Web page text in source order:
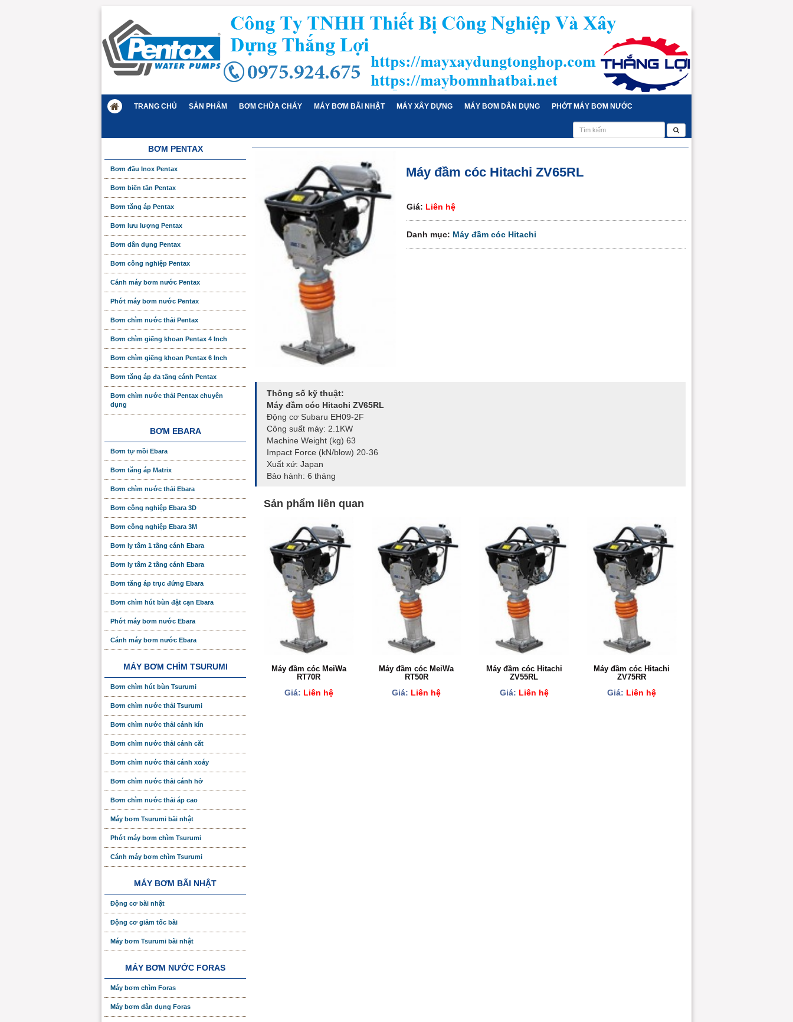
TRANG CHỦ SẢN PHẨM BƠM CHỮA CHÁY MÁY BƠM BÃI NHẬT MÁY XÂY DỰNG MÁY BƠM DÂN DỤNG PHỚT MÁY BƠM NƯỚC
Máy đầm cóc Hitachi ZV65RL
Giá: Liên hệ
Danh mục: Máy đầm cóc Hitachi
Thông số kỹ thuật:
Máy đầm cóc Hitachi ZV65RL
Động cơ Subaru EH09-2F
Công suất máy: 2.1KW
Machine Weight (kg) 63
Impact Force (kN/blow) 20-36
Xuất xứ: Japan
Bảo hành: 6 tháng
Sản phẩm liên quan
Máy đầm cóc MeiWa
RT70R
Giá: Liên hệ
Máy đầm cóc MeiWa
RT50R
Giá: Liên hệ
Máy đầm cóc Hitachi
ZV55RL
Giá: Liên hệ
Máy đầm cóc Hitachi
ZV75RR
Giá: Liên hệ
BƠM PENTAX
Bơm đầu Inox Pentax
Bơm biến tần Pentax
Bơm tăng áp Pentax
Bơm lưu lượng Pentax
Bơm dân dụng Pentax
Bơm công nghiệp Pentax
Cánh máy bơm nước Pentax
Phớt máy bơm nước Pentax
Bơm chìm nước thải Pentax
Bơm chìm giếng khoan Pentax 4 Inch
Bơm chìm giếng khoan Pentax 6 Inch
Bơm tăng áp đa tầng cánh Pentax
Bơm chìm nước thải Pentax chuyên
dụng
BƠM EBARA
Bơm tự mồi Ebara
Bơm tăng áp Matrix
Bơm chìm nước thải Ebara
Bơm công nghiệp Ebara 3D
Bơm công nghiệp Ebara 3M
Bơm ly tâm 1 tầng cánh Ebara
Bơm ly tâm 2 tầng cánh Ebara
Bơm tăng áp trục đứng Ebara
Bơm chìm hút bùn đặt cạn Ebara
Phớt máy bơm nước Ebara
Cánh máy bơm nước Ebara
MÁY BƠM CHÌM TSURUMI
Bơm chìm hút bùn Tsurumi
Bơm chìm nước thải Tsurumi
Bơm chìm nước thải cánh kín
Bơm chìm nước thải cánh cắt
Bơm chìm nước thải cánh xoáy
Bơm chìm nước thải cánh hở
Bơm chìm nước thải áp cao
Máy bơm Tsurumi bãi nhật
Phớt máy bơm chìm Tsurumi
Cánh máy bơm chìm Tsurumi
MÁY BƠM BÃI NHẬT
Động cơ bãi nhật
Động cơ giảm tốc bãi
Máy bơm Tsurumi bãi nhật
MÁY BƠM NƯỚC FORAS
Máy bơm chìm Foras
Máy bơm dân dụng Foras